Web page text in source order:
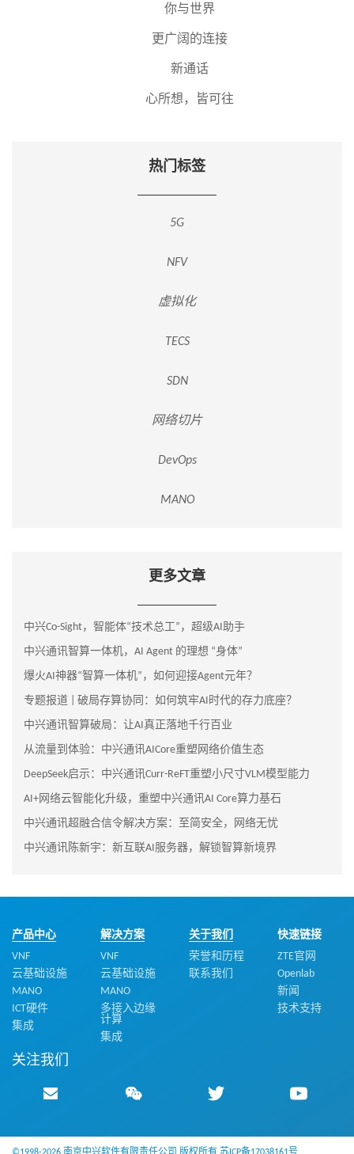
你与世界
更广阔的连接
新通话
心所想，皆可往
热门标签
5G
NFV
虚拟化
TECS
SDN
网络切片
DevOps
MANO
更多文章
中兴Co-Sight，智能体“技术总工”，超级AI助手
中兴通讯智算一体机，AI Agent 的理想 “身体”
爆火AI神器“智算一体机”，如何迎接Agent元年？
专题报道 | 破局存算协同：如何筑牢AI时代的存力底座？
中兴通讯智算破局：让AI真正落地千行百业
从流量到体验：中兴通讯AICore重塑网络价值生态
DeepSeek启示：中兴通讯Curr-ReFT重塑小尺寸VLM模型能力
AI+网络云智能化升级，重塑中兴通讯AI Core算力基石
中兴通讯超融合信令解决方案：至简安全，网络无忧
中兴通讯陈新宇：新互联AI服务器，解锁智算新境界
产品中心
VNF
云基础设施
MANO
ICT硬件
集成
解决方案
VNF
云基础设施
MANO
多接入边缘
计算
集成
关于我们
荣誉和历程
联系我们
快速链接
ZTE官网
Openlab
新闻
技术支持
关注我们